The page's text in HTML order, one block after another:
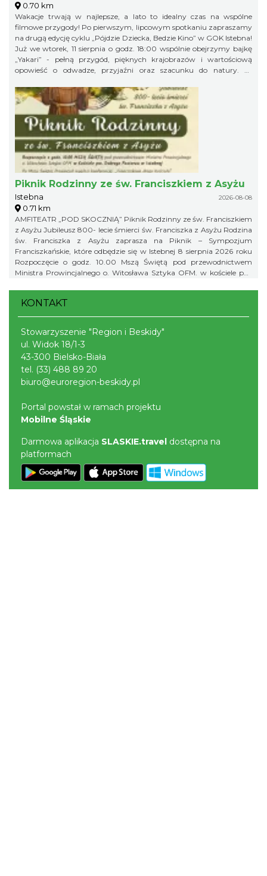
0.70 km
Wakacje trwają w najlepsze, a lato to idealny czas na wspólne
filmowe przygody! Po pierwszym, lipcowym spotkaniu zapraszamy
na drugą edycję cyklu „Pójdzie Dziecka, Bedzie Kino” w GOK Istebna!
Już we wtorek, 11 sierpnia o godz. 18:00 wspólnie obejrzymy bajkę
„Yakari” - pełną przygód, pięknych krajobrazów i wartościową
opowieść o odwadze, przyjaźni oraz szacunku do natury. To
wakacyjny czas w gronie rówieśników podczas wspólnego seansu.
Zapraszamy na bajkę i... popcorn! Na wszystkich uczestników
będzie czekał kinowy poczęstunek. Gminny Ośrodek Kultury w
Istebnej 11 sierpnia (wtorek) godz. 18.00 Wstęp wolny! Obowiązują
zapisy pod numerem telefonu: 791 452 222. Liczba miejsc jest
ograniczona, dlatego zachęcamy do wcześniejszych zapisów.
Piknik Rodzinny ze św. Franciszkiem z Asyżu
Istebna 2026-08-08
0.71 km
AMFITEATR „POD SKOCZNIĄ” Piknik Rodzinny ze św. Franciszkiem
z Asyżu Jubileusz 800- lecie śmierci św. Franciszka z Asyżu Rodzina
św. Franciszka z Asyżu zaprasza na Piknik – Sympozjum
Franciszkańskie, które odbędzie się w Istebnej 8 sierpnia 2026 roku
Rozpoczęcie o godz. 10.00 Mszą Świętą pod przewodnictwem
Ministra Prowincjalnego o. Witosława Sztyka OFM. w kościele pw.
pod Skocznią rozpoczynamy o godz. 12.00
KONTAKT
Stowarzyszenie "Region i Beskidy"
ul. Widok 18/1-3
43-300 Bielsko-Biała
tel. (33) 488 89 20
biuro@euroregion-beskidy.pl
Portal powstał w ramach projektu
Mobilne Śląskie
Darmowa aplikacja SLASKIE.travel dostępna na
platformach